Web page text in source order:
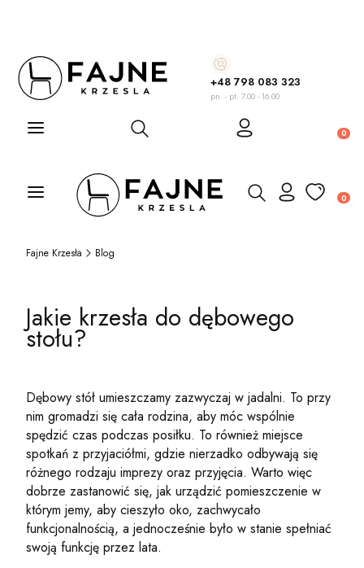
+48 798 083 323
pn. - pt. 7.00 - 16.00
Otwórz wyszukiwarkę
Otwórz wyszukiwarkę
Fajne Krzesła Blog
Jakie krzesła do dębowego
stołu?
Dębowy stół umieszczamy zazwyczaj w jadalni. To przy
nim gromadzi się cała rodzina, aby móc wspólnie
spędzić czas podczas posiłku. To również miejsce
spotkań z przyjaciółmi, gdzie nierzadko odbywają się
różnego rodzaju imprezy oraz przyjęcia. Warto więc
dobrze zastanowić się, jak urządzić pomieszczenie w
którym jemy, aby cieszyło oko, zachwycało
funkcjonalnością, a jednocześnie było w stanie spełniać
swoją funkcję przez lata.